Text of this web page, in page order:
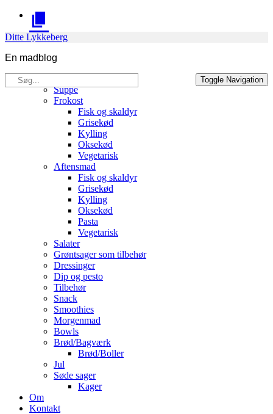
Skip
content
Ditte Lykkeberg
En madblog
Søg
efter:
Toggle Navigation
Opskrifter
Suppe
Frokost
Fisk og skaldyr
Grisekød
Kylling
Oksekød
Vegetarisk
Aftensmad
Fisk og skaldyr
Grisekød
Kylling
Oksekød
Pasta
Vegetarisk
Salater
Grøntsager som tilbehør
Dressinger
Dip og pesto
Tilbehør
Snack
Smoothies
Morgenmad
Bowls
Brød/Bagværk
Brød/Boller
Jul
Søde sager
Kager
Om
Kontakt